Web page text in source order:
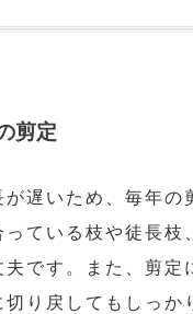
剪定
遅いため、毎年の
っている枝や徒長枝
夫です。また、剪定
り戻してもしっか